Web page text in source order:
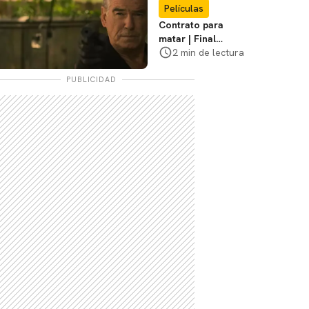
Películas
Contrato para
matar | Final
explicado, ¿Qué
Stan y Beggar?
2 min de lectura
PUBLICIDAD